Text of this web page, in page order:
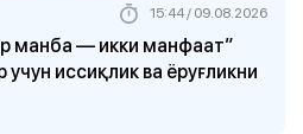
манба — икки манфаат”
иссиқлик ва ёруғликни
15:44 / 09.08.2026